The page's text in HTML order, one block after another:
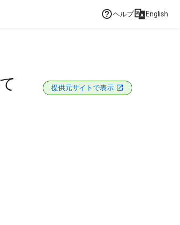
ヘルプ English
提供元サイトで表示